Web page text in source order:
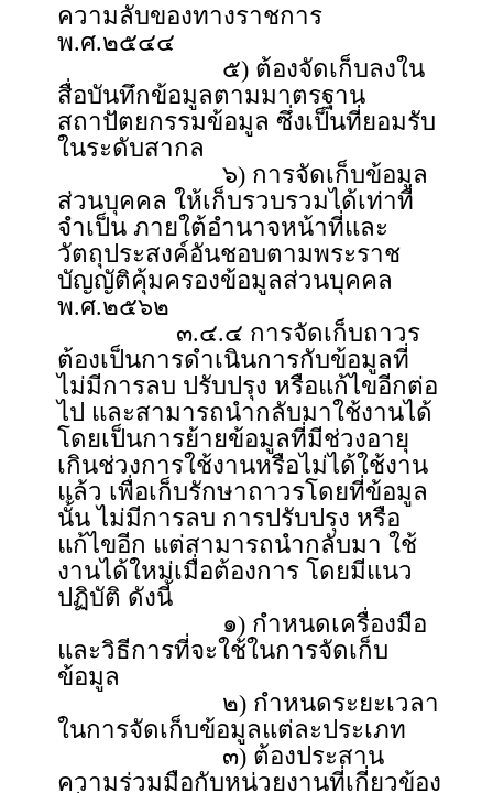
ความลับของทางราชการ
พ.ศ.๒๕๔๔
๕) ต้องจัดเก็บลงใน
สื่อบันทึกข้อมูลตามมาตรฐาน
สถาปัตยกรรมข้อมูล ซึ่งเป็นที่ยอมรับ
ในระดับสากล
๖) การจัดเก็บข้อมูล
ส่วนบุคคล ให้เก็บรวบรวมได้เท่าที่
จำเป็น ภายใต้อำนาจหน้าที่และ
วัตถุประสงค์อันชอบตามพระราช
บัญญัติคุ้มครองข้อมูลส่วนบุคคล
พ.ศ.๒๕๖๒
๓.๔.๔ การจัดเก็บถาวร
ต้องเป็นการดำเนินการกับข้อมูลที่
ไม่มีการลบ ปรับปรุง หรือแก้ไขอีกต่อ
ไป และสามารถนำกลับมาใช้งานได้
โดยเป็นการย้ายข้อมูลที่มีช่วงอายุ
เกินช่วงการใช้งานหรือไม่ได้ใช้งาน
แล้ว เพื่อเก็บรักษาถาวรโดยที่ข้อมูล
นั้น ไม่มีการลบ การปรับปรุง หรือ
แก้ไขอีก แต่สามารถนำกลับมา ใช้
งานได้ใหม่เมื่อต้องการ โดยมีแนว
ปฏิบัติ ดังนี้
๑) กำหนดเครื่องมือ
และวิธีการที่จะใช้ในการจัดเก็บ
ข้อมูล
๒) กำหนดระยะเวลา
ในการจัดเก็บข้อมูลแต่ละประเภท
๓) ต้องประสาน
ความร่วมมือกับหน่วยงานที่เกี่ยวข้อง